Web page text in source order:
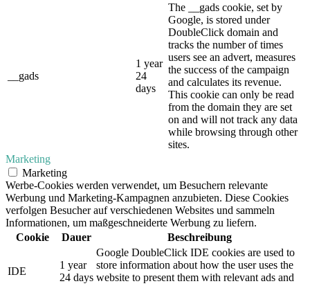
__gads
1 year
24
days
The __gads cookie, set by
Google, is stored under
DoubleClick domain and
tracks the number of times
users see an advert, measures
the success of the campaign
and calculates its revenue.
This cookie can only be read
from the domain they are set
on and will not track any data
while browsing through other
sites.
Marketing
Marketing
Werbe-Cookies werden verwendet, um Besuchern relevante
Werbung und Marketing-Kampagnen anzubieten. Diese Cookies
verfolgen Besucher auf verschiedenen Websites und sammeln
Informationen, um maßgeschneiderte Werbung zu liefern.
Cookie
Dauer Beschreibung
IDE
1 year
24 days
Google DoubleClick IDE cookies are used to
store information about how the user uses the
website to present them with relevant ads and